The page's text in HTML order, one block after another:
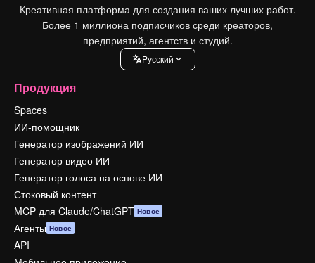
Креативная платформа для создания ваших лучших работ.
Более 1 миллиона подписчиков среди креаторов,
предприятий, агентств и студий.
Pусский
Продукция
Spaces
ИИ-помощник
Генератор изображений ИИ
Генератор видео ИИ
Генератор голоса на основе ИИ
Стоковый контент
MCP для Claude/ChatGPT Новое
Агенты Новое
API